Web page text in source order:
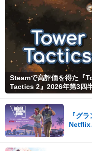
Steamで高評価を得た『
Tactics 2』2026年第3四
『グ
Netflix